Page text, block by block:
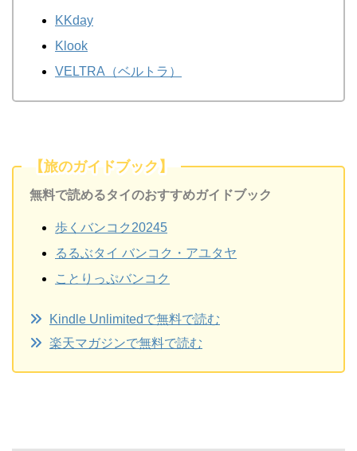
KKday
Klook
VELTRA（ベルトラ）
【旅のガイドブック】
無料で読めるタイのおすすめガイドブック
歩くバンコク20245
るるぶタイ バンコク・アユタヤ
ことりっぷバンコク
Kindle Unlimitedで無料で読む
楽天マガジンで無料で読む